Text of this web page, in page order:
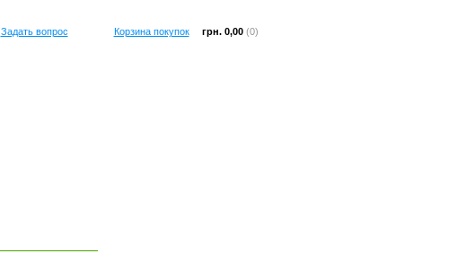
Корзина покупок грн. 0,00(0)
Задать вопрос